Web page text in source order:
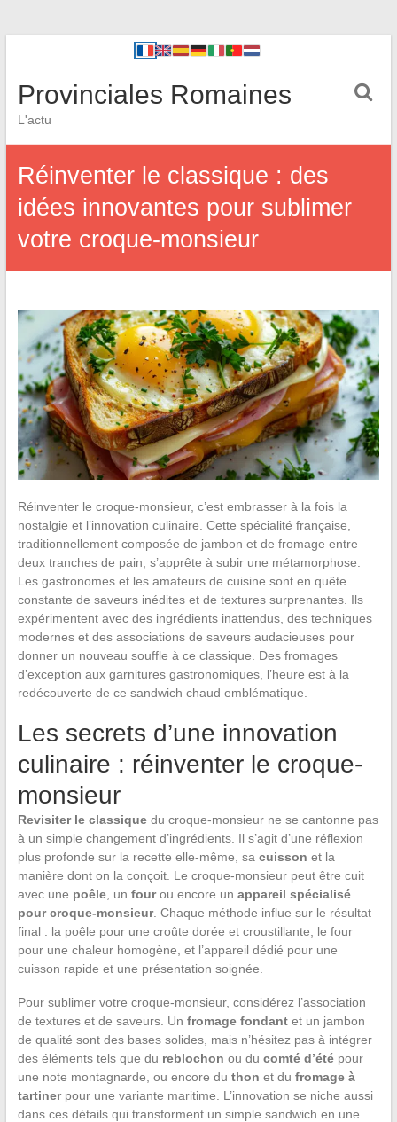
Provinciales Romaines
L'actu
Réinventer le classique : des
idées innovantes pour sublimer
votre croque-monsieur
Réinventer le croque-monsieur, c’est embrasser à la fois la
nostalgie et l’innovation culinaire. Cette spécialité française,
traditionnellement composée de jambon et de fromage entre
deux tranches de pain, s’apprête à subir une métamorphose.
Les gastronomes et les amateurs de cuisine sont en quête
constante de saveurs inédites et de textures surprenantes. Ils
expérimentent avec des ingrédients inattendus, des techniques
modernes et des associations de saveurs audacieuses pour
donner un nouveau souffle à ce classique. Des fromages
d’exception aux garnitures gastronomiques, l’heure est à la
redécouverte de ce sandwich chaud emblématique.
Les secrets d’une innovation
culinaire : réinventer le croque-
monsieur
Revisiter le classiquedu croque-monsieur ne se cantonne pas
à un simple changement d’ingrédients. Il s’agit d’une réflexion
plus profonde sur la recette elle-même, sa cuisson et la
manière dont on la conçoit. Le croque-monsieur peut être cuit
avec une poêle, un fourou encore un appareil spécialisé
pour croque-monsieur. Chaque méthode influe sur le résultat
final : la poêle pour une croûte dorée et croustillante, le four
pour une chaleur homogène, et l’appareil dédié pour une
cuisson rapide et une présentation soignée.
Pour sublimer votre croque-monsieur, considérez l’association
de textures et de saveurs. Un fromage fondantet un jambon
de qualité sont des bases solides, mais n’hésitez pas à intégrer
des éléments tels que du reblochon ou du comté d’étépour
une note montagnarde, ou encore du thon et du fromage à
tartinerpour une variante maritime. L’innovation se niche aussi
dans ces détails qui transforment un simple sandwich en une